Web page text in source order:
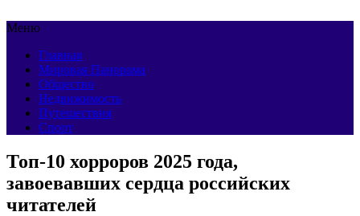
Меню
Главная
Мировая Панорама
Общество
Недвижимость
Путешествия
Спорт
Топ-10 хорроров 2025 года,
завоевавших сердца российских
читателей